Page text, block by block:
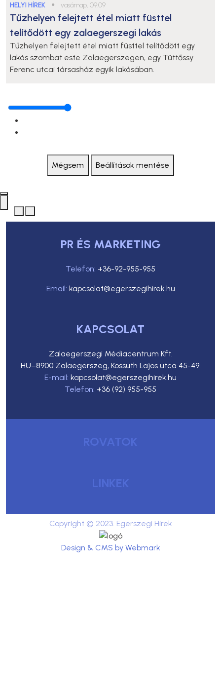
HELYI HÍREK ● vasárnap, 09:09
Tűzhelyen felejtett étel miatt füsttel
telítődött egy zalaegerszegi lakás
Tűzhelyen felejtett étel miatt füsttel telítődött egy
lakás szombat este Zalaegerszegen, egy Tüttőssy
Ferenc utcai társasház egyik lakásában.
Mégsem Beállítások mentése
PR ÉS MARKETING
Telefon: +36-92-955-955
Email: kapcsolat@egerszegihirek.hu
KAPCSOLAT
Zalaegerszegi Médiacentrum Kft.
HU–8900 Zalaegerszeg, Kossuth Lajos utca 45-49.
E-mail: kapcsolat@egerszegihirek.hu
Telefon: +36 (92) 955-955
ROVATOK
LINKEK
Copyright © 2023. Egerszegi Hírek
Design & CMS by Webmark